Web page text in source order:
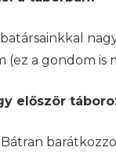
(ez a gondom
először